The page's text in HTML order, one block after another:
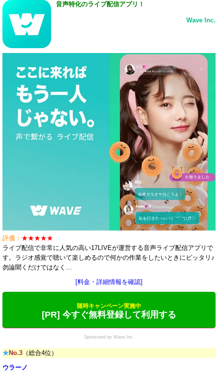
音声特化のライブ配信アプリ！
Wave Inc.
評価： ★★★★★
ライブ配信で非常に人気の高い17LIVEが運営する音声ライブ配信アプリで
す。ラジオ感覚で聴いて楽しめるので何かの作業をしたいときにピッタリ♪
勿論聞くだけではなく…
[料金・詳細情報を確認]
随時キャンペーン実施中
[PR] 今すぐ無料登録して利用する
Sponsored by Wave Inc.
★No.3 （総合4位）
ウラーノ